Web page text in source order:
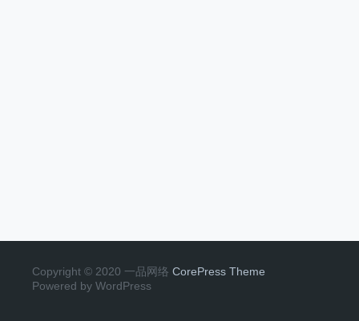
Copyright © 2020 一品网络 CorePress Theme
Powered by WordPress